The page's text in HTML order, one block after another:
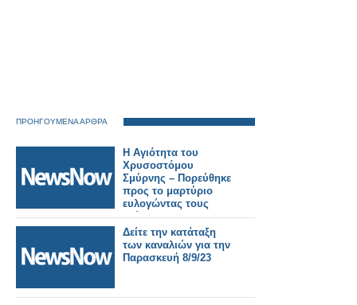
ΠΡΟΗΓΟΥΜΕΝΑ ΑΡΘΡΑ
Η Αγιότητα του
Χρυσοστόμου
Σμύρνης – Πορεύθηκε
προς το μαρτύριο
ευλογώντας τους
διώκτες του
Δείτε την κατάταξη
των καναλιών για την
Παρασκευή 8/9/23